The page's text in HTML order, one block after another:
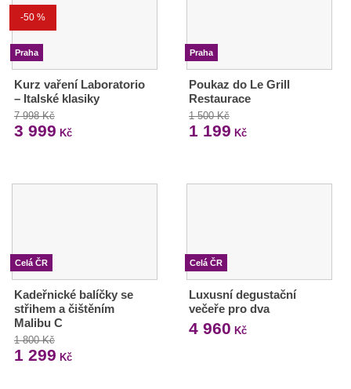
-50 %
Praha
Kurz vaření Laboratorio
– Italské klasiky
7 998 Kč
3 999 Kč
Praha
Poukaz do Le Grill
Restaurace
1 500 Kč
1 199 Kč
Celá ČR
Kadeřnické balíčky se
střihem a čištěním
Malibu C
1 800 Kč
1 299 Kč
Celá ČR
Luxusní degustační
večeře pro dva
4 960 Kč